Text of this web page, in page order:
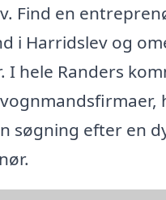
Find en
i Harridslev og
I hele Randers
søgning efter en